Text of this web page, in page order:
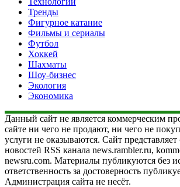
Тренды
Фигурное катание
Фильмы и сериалы
Футбол
Хоккей
Шахматы
Шоу-бизнес
Экология
Экономика
Данный сайт не является коммерческим
сайте ни чего не продают, ни чего не
услуги не оказываются. Сайт представляет
новостей RSS канала news.rambler.ru,
newsru.com. Материалы публикуются без
ответственность за достоверность
Администрация сайта не несёт.